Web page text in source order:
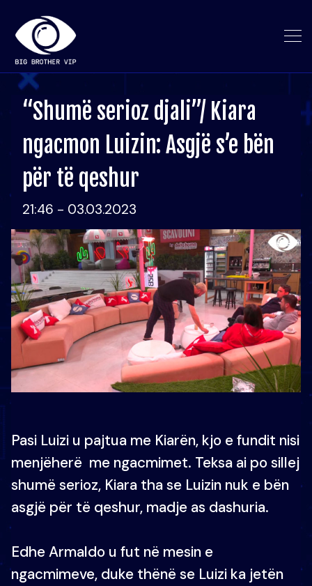
“Shumë serioz djali”/ Kiara
ngacmon Luizin: Asgjë s’e bën
për të qeshur
21:46 - 03.03.2023
Pasi Luizi u pajtua me Kiarën, kjo e fundit nisi
menjëherë me ngacmimet. Teksa ai po sillej
shumë serioz, Kiara tha se Luizin nuk e bën
asgjë për të qeshur, madje as dashuria.
Edhe Armaldo u fut në mesin e
ngacmimeve, duke thënë se Luizi ka jetën